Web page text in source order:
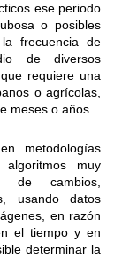
ese periodo
o posibles
frecuencia de
de diversos
requiere una
o agrícolas,
meses o años.
metodologías
muy
de cambios,
usando datos
en razón
el tiempo y en
determinar la